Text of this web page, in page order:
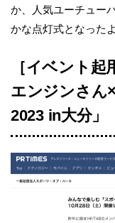
か、人気ユーチュー
かな点灯式となった
［イベント
エンジンさん
2023 in大分」